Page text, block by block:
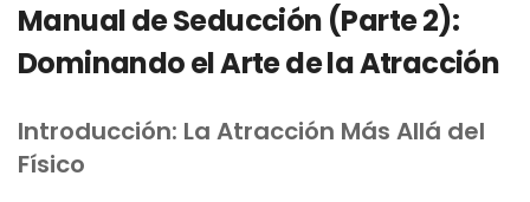
Manual de Seducción (Parte 2):
Dominando el Arte de la Atracción
Introducción: La Atracción Más Allá del
Físico